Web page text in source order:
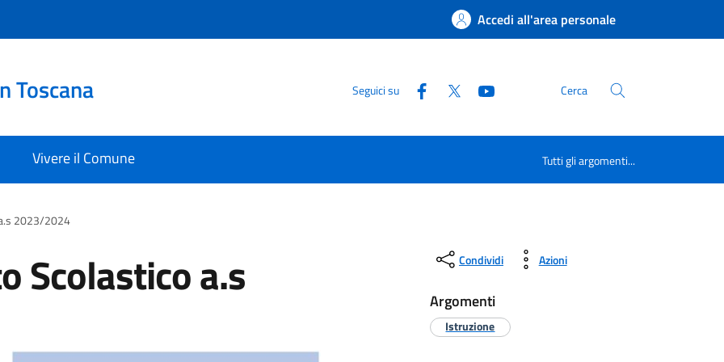
Accedi all'area personale
Toscana Seguici su Cerca
Vivere il Comune Tutti gli argomenti...
2023/2024
Scolastico a.s Condividi Azioni
Argomenti
Istruzione